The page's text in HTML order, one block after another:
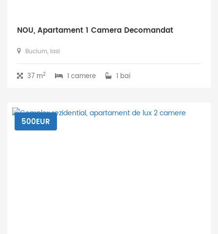
NOU, Apartament 1 Camera Decomandat
Bucium, Iasi
37 m2 1 camere 1 bai
500EUR